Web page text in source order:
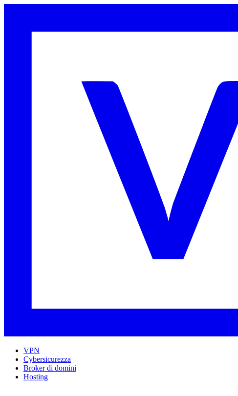
VPN
Cybersicurezza
Broker di domini
Hosting